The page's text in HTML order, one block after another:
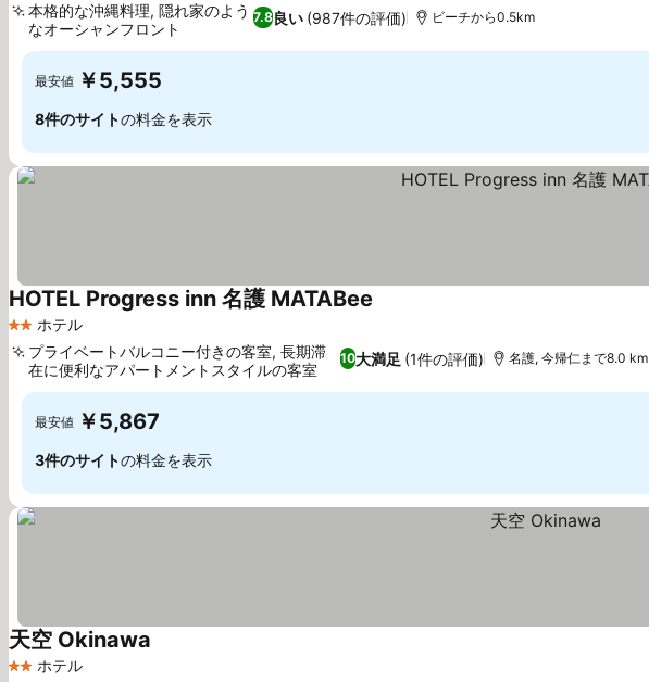
7.8良い (987件の評価)
本格的な沖縄料理, 隠れ家のよう
なオーシャンフロント
ビーチから0.5km
最安値 ￥5,555
8件のサイトの料金を表示
2 ホテルのランク
ホテル
HOTEL Progress inn 名護 MATABee
10大満足 (1件の評価)
プライベートバルコニー付きの客室, 長期滞
在に便利なアパートメントスタイルの客室
名護, 今帰仁まで8.0 km
最安値 ￥5,867
3件のサイトの料金を表示
2 ホテルのランク
ホテル
天空 Okinawa